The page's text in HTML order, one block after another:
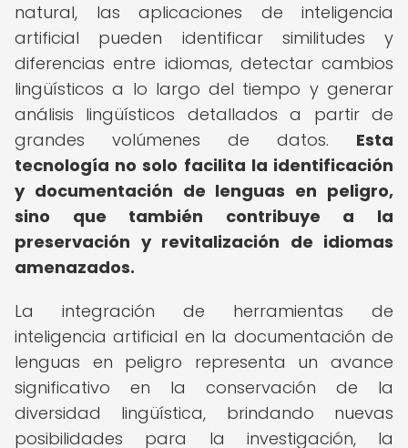
natural, las aplicaciones de inteligencia
artificial pueden identificar similitudes y
diferencias entre idiomas, detectar cambios
lingüísticos a lo largo del tiempo y generar
análisis lingüísticos detallados a partir de
grandes volúmenes de datos. Esta
tecnología no solo facilita la identificación
y documentación de lenguas en peligro,
sino que también contribuye a la
preservación y revitalización de idiomas
amenazados.
La integración de herramientas de
inteligencia artificial en la documentación de
lenguas en peligro representa un avance
significativo en la conservación de la
diversidad lingüística, brindando nuevas
posibilidades para la investigación, la